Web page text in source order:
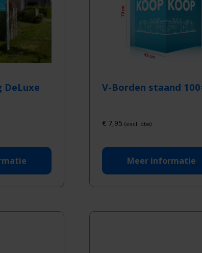
DeLuxe V-Borden staand
€7,95 (excl. btw)
Meer informatie